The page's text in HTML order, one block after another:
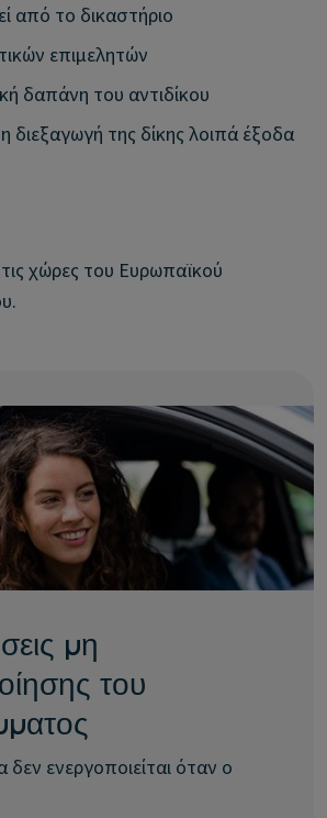
από το δικαστήριο
επιμελητών
δαπάνη του αντιδίκου
διεξαγωγή της δίκης λοιπά έξοδα
χώρες του Ευρωπαϊκού
μη
του
ενεργοποιείται όταν ο